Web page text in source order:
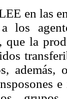
en las
los
que la
además,